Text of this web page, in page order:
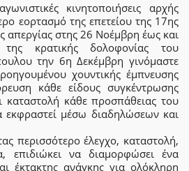
κινητοποιήσεις αρχής
εορτασμό της επετείου της 17ης
απεργίας στης 26 Νοέμβρη έως και
κρατικής δολοφονίας του
την 6η Δεκέμβρη γινόμαστε
χουντικής έμπνευσης
κάθε είδους συγκέντρωσης
κάθε προσπάθειας του
εκφραστεί μέσω διαδηλώσεων και
περισσότερο έλεγχο, καταστολή,
επιδιώκει να διαμορφώσει ένα
έκτακτης ανάγκης για ολόκληρη